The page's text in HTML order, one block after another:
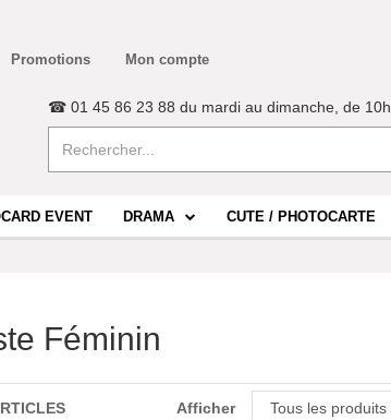
Promotions Mon compte
☎ 01 45 86 23 88 du mardi au dimanche, de
EVENT DRAMA CUTE / PHOTOCARTE
Féminin
Afficher